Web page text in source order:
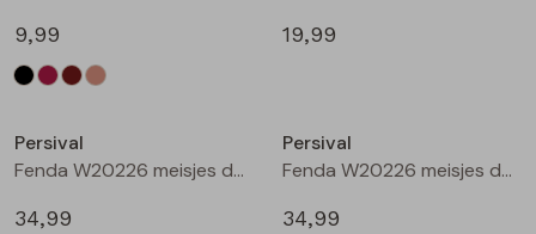
9,99
19,99
Persival
Fenda W20226 meisjes denim jack Wijnrood
34,99
Persival
Fenda W20226 meisjes denim jack Zand
34,99